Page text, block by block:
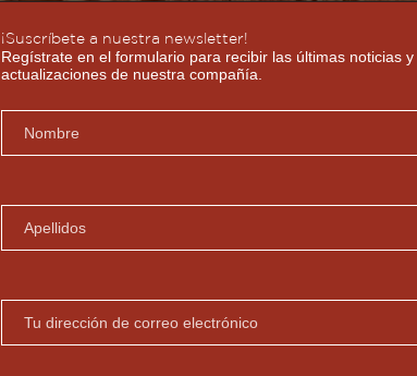
¡Suscríbete a nuestra newsletter!
Regístrate en el formulario para recibir las últimas noticias y
actualizaciones de nuestra compañía.